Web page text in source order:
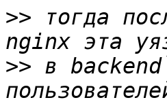
>> тогда
>> в